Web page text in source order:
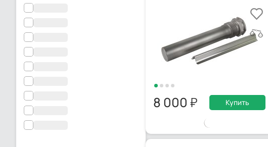
8 000 Купить